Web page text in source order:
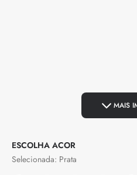
MAIS
COR
Prata